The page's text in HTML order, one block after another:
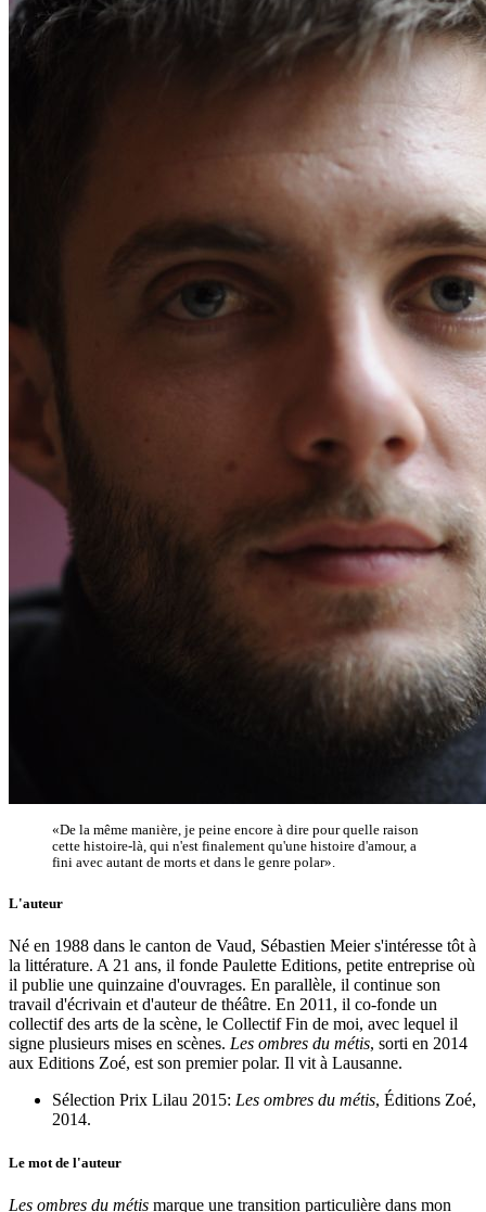
«De la même manière, je peine encore à dire pour quelle raison
cette histoire-là, qui n'est finalement qu'une histoire d'amour, a
fini avec autant de morts et dans le genre polar».
L'auteur
Né en 1988 dans le canton de Vaud, Sébastien Meier s'intéresse tôt à
la littérature. A 21 ans, il fonde Paulette Editions, petite entreprise où
il publie une quinzaine d'ouvrages. En parallèle, il continue son
travail d'écrivain et d'auteur de théâtre. En 2011, il co-fonde un
collectif des arts de la scène, le Collectif Fin de moi, avec lequel il
signe plusieurs mises en scènes. Les ombres du métis, sorti en 2014
aux Editions Zoé, est son premier polar. Il vit à Lausanne.
Sélection Prix Lilau 2015: Les ombres du métis, Éditions Zoé,
2014.
Le mot de l'auteur
Les ombres du métis marque une transition particulière dans mon